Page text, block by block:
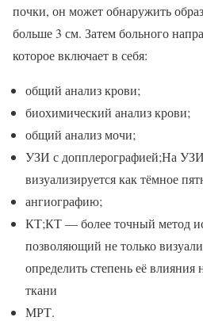
почки, он может обнаружить
больше 3 см. Затем больного
которое включает в себя:
общий анализ крови;
биохимический анализ крови;
общий анализ мочи;
УЗИ с допплерографией;На
визуализируется как тёмное
ангиографию;
КТ;КТ — более точный метод
позволяющий не только
определить степень её влияния
ткани
МРТ.